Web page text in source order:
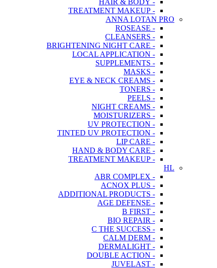
- HAIR & BODY
- TREATMENT MAKEUP
ANNA LOTAN PRO
- ROSEASE
- CLEANSERS
- BRIGHTENING NIGHT CARE
- LOCAL APPLICATION
- SUPPLEMENTS
- MASKS
- EYE & NECK CREAMS
- TONERS
- PEELS
- NIGHT CREAMS
- MOISTURIZERS
- UV PROTECTION
- TINTED UV PROTECTION
- LIP CARE
- HAND & BODY CARE
- TREATMENT MAKEUP
HL
- ABR COMPLEX
- ACNOX PLUS
- ADDITIONAL PRODUCTS
- AGE DEFENSE
- B FIRST
- BIO REPAIR
- C THE SUCCESS
- CALM DERM
- DERMALIGHT
- DOUBLE ACTION
- JUVELAST